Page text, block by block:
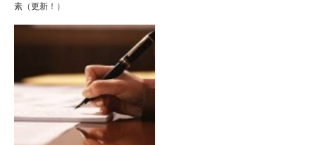
素（更新！）